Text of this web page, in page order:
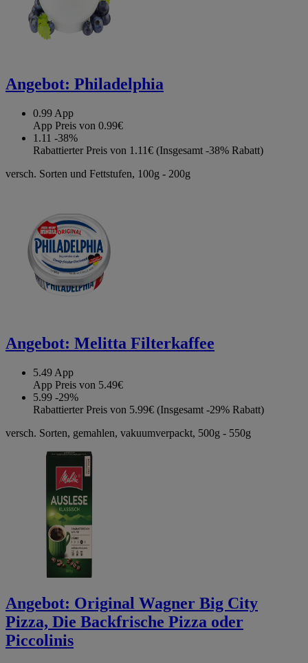
Angebot: Philadelphia
0.99 App
App Preis von 0.99€
1.11 -38%
Rabattierter Preis von 1.11€ (Insgesamt -38% Rabatt)
versch. Sorten und Fettstufen, 100g - 200g
Angebot: Melitta Filterkaffee
5.49 App
App Preis von 5.49€
5.99 -29%
Rabattierter Preis von 5.99€ (Insgesamt -29% Rabatt)
versch. Sorten, gemahlen, vakuumverpackt, 500g - 550g
Angebot: Original Wagner Big City
Pizza, Die Backfrische Pizza oder
Piccolinis